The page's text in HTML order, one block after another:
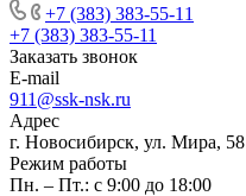
+7 (383) 383-55-11
+7 (383) 383-55-11
Заказать звонок
E-mail
911@ssk-nsk.ru
Адрес
г. Новосибирск, ул. Мира, 58
Режим работы
Пн. – Пт.: с 9:00 до 18:00